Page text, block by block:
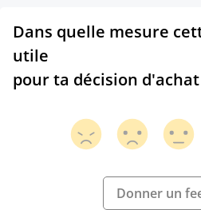
Dans quelle mesure
utile
pour ta décision d'achat
Donner un